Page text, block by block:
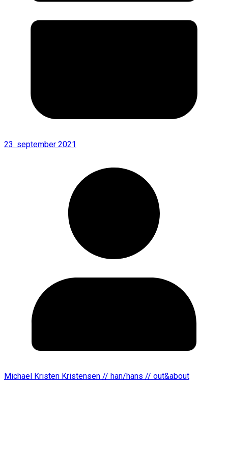
23. september 2021
Michael Kristen Kristensen // han/hans // out&about